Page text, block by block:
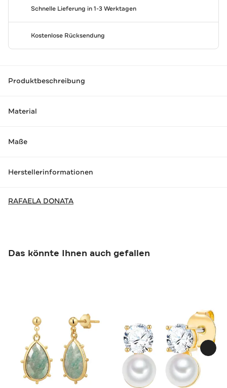
Schnelle Lieferung in 1-3 Werktagen
Kostenlose Rücksendung
Produktbeschreibung
Material
Maße
Herstellerinformationen
RAFAELA DONATA
Das könnte Ihnen auch gefallen